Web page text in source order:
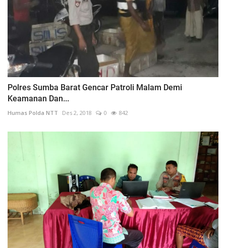
Polres Sumba Barat Gencar Patroli Malam Demi
Keamanan Dan...
Humas Polda NTT Des 2, 2018 0 842